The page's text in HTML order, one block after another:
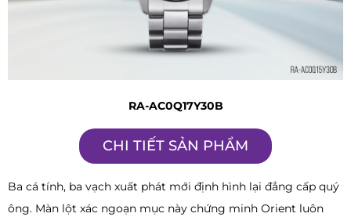
RA-AC0Q17Y30B
CHI TIẾT SẢN PHẨM
Ba cá tính, ba vạch xuất phát mới định hình lại đẳng cấp quý
ông. Màn lột xác ngoạn mục này chứng minh Orient luôn